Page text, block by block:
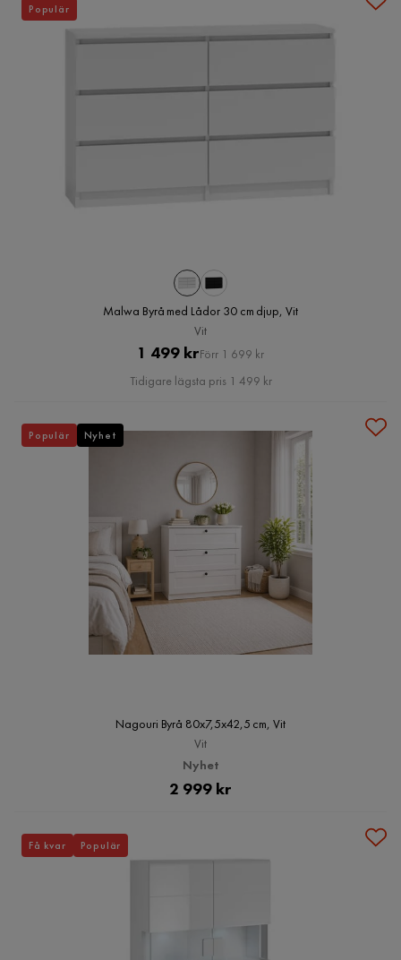
Malwa Byrå med Lådor 30 cm djup, Vit
Vit
Pris
1 499 krOriginal
Pris
Förr 1 699 kr
Tidigare lägsta pris 1 499 kr
Populär
Nagouri Byrå 80x7,5x42,5 cm, Vit
Vit
Nyhet
Pris
2 999 kr
Populär Nyhet
Få kvar Populär